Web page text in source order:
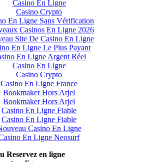
Casino En Ligne
Casino Crypto
En Ligne Sans Vérification
Casinos En Ligne 2026
Site De Casino En Ligne
En Ligne Le Plus Payant
En Ligne Argent Réel
Casino En Ligne
Casino Crypto
Casino En Ligne France
Bookmaker Hors Arjel
Bookmaker Hors Arjel
Casino En Ligne Fiable
Casino En Ligne Fiable
Casino En Ligne
En Ligne Neosurf
Reservez en ligne